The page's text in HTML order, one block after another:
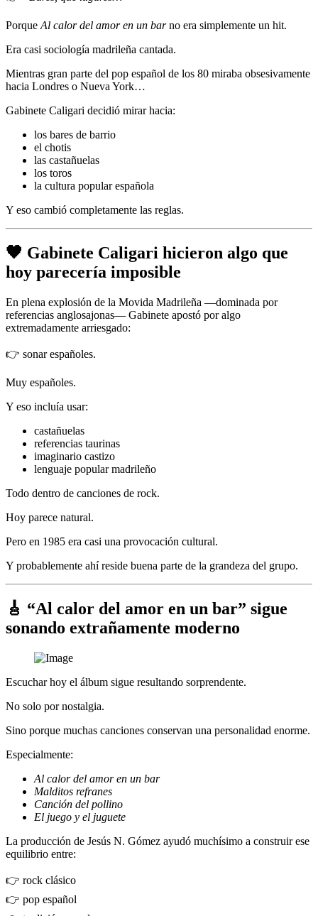
Porque Al calor del amor en un barno era simplemente un hit.
Era casi sociología madrileña cantada.
Mientras gran parte del pop español de los 80 miraba obsesivamente
hacia Londres o Nueva York…
Gabinete Caligari decidió mirar hacia:
los bares de barrio
el chotis
las castañuelas
los toros
la cultura popular española
Y eso cambió completamente las reglas.
🖤 Gabinete Caligari hicieron algo que
hoy parecería imposible
En plena explosión de la Movida Madrileña —dominada por
referencias anglosajonas— Gabinete apostó por algo
extremadamente arriesgado:
👉 sonar españoles.
Muy españoles.
Y eso incluía usar:
castañuelas
referencias taurinas
imaginario castizo
lenguaje popular madrileño
Todo dentro de canciones de rock.
Hoy parece natural.
Pero en 1985 era casi una provocación cultural.
Y probablemente ahí reside buena parte de la grandeza del grupo.
🎸 “Al calor del amor en un bar” sigue
sonando extrañamente moderno
Escuchar hoy el álbum sigue resultando sorprendente.
No solo por nostalgia.
Sino porque muchas canciones conservan una personalidad enorme.
Especialmente:
Al calor del amor en un bar
Malditos refranes
Canción del pollino
El juego y el juguete
La producción de Jesús N. Gómez ayudó muchísimo a construir ese
equilibrio entre:
👉 rock clásico
👉 pop español